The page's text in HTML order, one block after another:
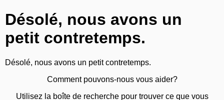
Désolé, nous avons un
petit contretemps.
Désolé, nous avons un petit contretemps.
Comment pouvons-nous vous aider?
Utilisez la boîte de recherche pour trouver ce que vous